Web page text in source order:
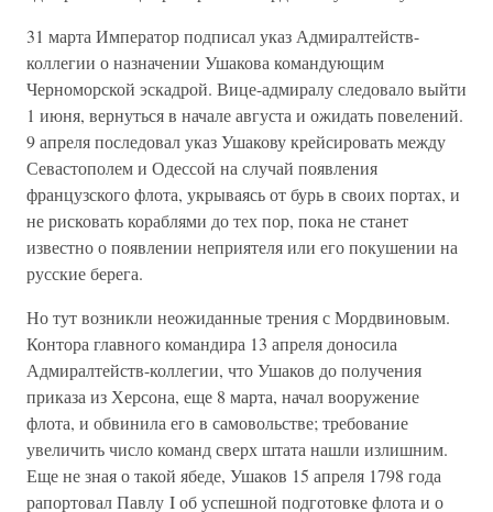
31 марта Император подписал указ Адмиралтейств-
коллегии о назначении Ушакова командующим
Черноморской эскадрой. Вице-адмиралу следовало выйти
1 июня, вернуться в начале августа и ожидать повелений.
9 апреля последовал указ Ушакову крейсировать между
Севастополем и Одессой на случай появления
французского флота, укрываясь от бурь в своих портах, и
не рисковать кораблями до тех пор, пока не станет
известно о появлении неприятеля или его покушении на
русские берега.
Но тут возникли неожиданные трения с Мордвиновым.
Контора главного командира 13 апреля доносила
Адмиралтейств-коллегии, что Ушаков до получения
приказа из Херсона, еще 8 марта, начал вооружение
флота, и обвинила его в самовольстве; требование
увеличить число команд сверх штата нашли излишним.
Еще не зная о такой ябеде, Ушаков 15 апреля 1798 года
рапортовал Павлу I об успешной подготовке флота и о